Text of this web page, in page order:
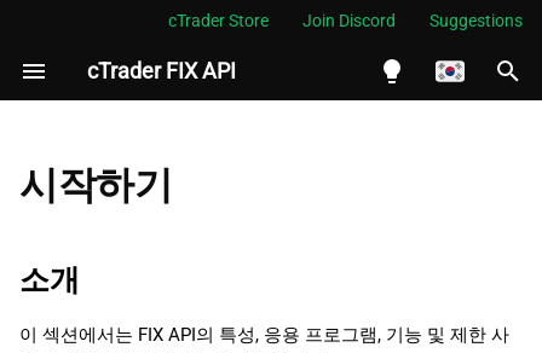
cTrader Store Join Discord Suggestions
cTrader FIX API
Melayu
검
초소개
업계에서 FIX API의 일반적인
시작하기
소개
이 섹션에서는 FIX API의 특성, 응용 프로그램, 기능 및 제한 사